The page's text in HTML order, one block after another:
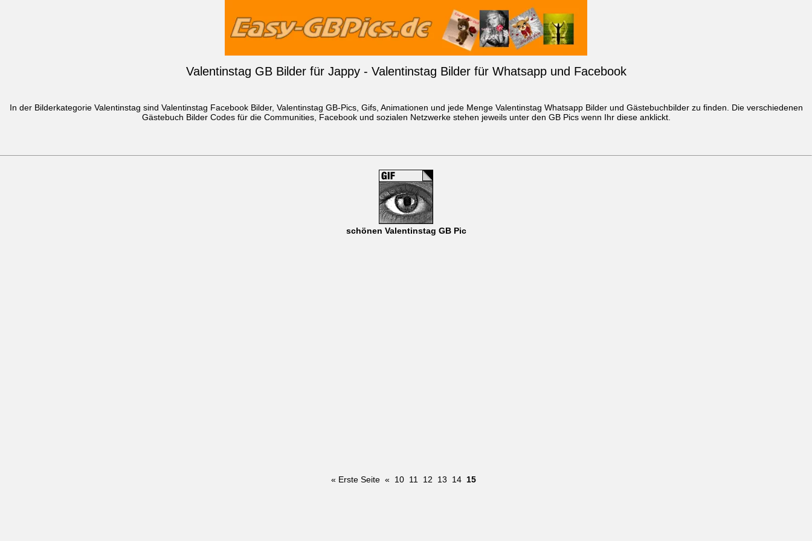
Valentinstag GB Bilder für Jappy - Valentinstag Bilder für Whatsapp und Facebook
In der Bilderkategorie Valentinstag sind Valentinstag Facebook Bilder, Valentinstag GB-Pics, Gifs, Animationen und jede Menge Valentinstag Whatsapp Bilderund Gästebuchbilder zu finden. Die verschiedenen
Gästebuch Bilder Codes für die Communities, Facebook und sozialen Netzwerke stehen jeweils unter den GB Pics wenn Ihr diese anklickt.
schönen Valentinstag GB Pic
« Erste Seite « 10 11 12 13 14 15